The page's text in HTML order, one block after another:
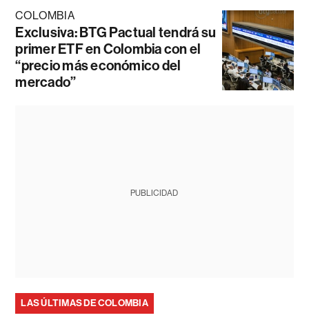
COLOMBIA
Exclusiva: BTG Pactual tendrá su
primer ETF en Colombia con el
“precio más económico del
mercado”
PUBLICIDAD
LAS ÚLTIMAS DE COLOMBIA